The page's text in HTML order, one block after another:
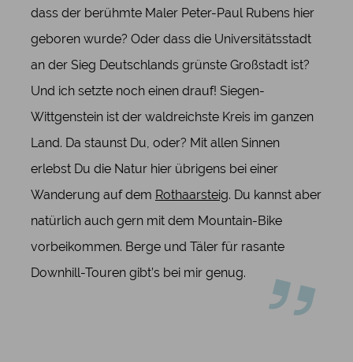
dass der berühmte Maler Peter-Paul Rubens hier
geboren wurde? Oder dass die Universitätsstadt
an der Sieg Deutschlands grünste Großstadt ist?
Und ich setzte noch einen drauf! Siegen-
Wittgenstein ist der waldreichste Kreis im ganzen
Land. Da staunst Du, oder? Mit allen Sinnen
erlebst Du die Natur hier übrigens bei einer
Wanderung auf dem Rothaarsteig. Du kannst aber
natürlich auch gern mit dem Mountain-Bike
vorbeikommen. Berge und Täler für rasante
Downhill-Touren gibt’s bei mir genug.